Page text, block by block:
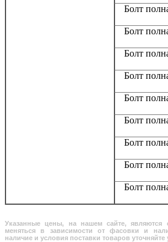
Болт
Болт
Болт
Болт
Болт
Болт
Болт
Болт
Болт
Указанные цены, на нашем сайте, являются
меняться в зависимости от фасовки и
наличие и условия поставки товаров